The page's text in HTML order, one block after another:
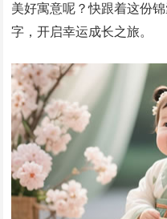
美好寓意呢？快跟着这份
字，开启幸运成长之旅。